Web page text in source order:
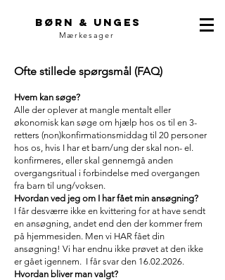
Børn & unges
Mærkesager
Ofte stillede spørgsmål (FAQ)
Hvem kan søge?
Alle der oplever at mangle mentalt eller
økonomisk kan søge om hjælp hos os til en 3-
retters (non)konfirmationsmiddag til 20 personer
hos os, hvis I har et barn/ung der skal non- el.
konfirmeres, eller skal gennemgå anden
overgangsritual i forbindelse med overgangen
fra barn til ung/voksen.
Hvordan ved jeg om I har fået min ansøgning?
I får desværre ikke en kvittering for at have sendt
en ansøgning, andet end den der kommer frem
på hjemmesiden. Men vi HAR fået din
ansøgning! Vi har endnu ikke prøvet at den ikke
er gået igennem. I får svar den 16.02.2026.
Hvordan bliver man valgt?